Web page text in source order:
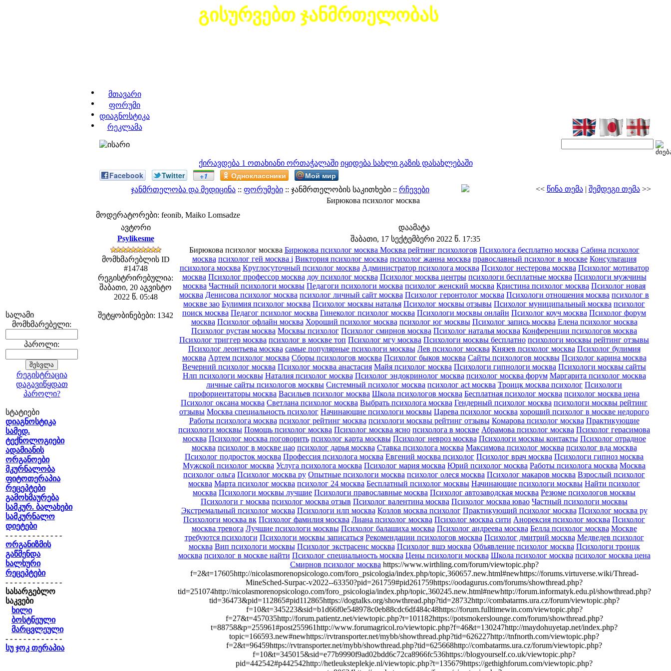
გისურვებთ ჯანმრთელობას
მთავარი
ფორუმი
დიაგნოსტიკა
რეკლამა
ქირავდება 1 ოთახიანი ორთაჭალაში იყიდება სახლი გაზის დასახლებაში
სალამი
მომხმარებელი:
პაროლი:
რეგისტრაცია
დაგავიწყდათ
პაროლი?
სტატიები
დიაგნოსტიკა
სამედ.
ტექნოლოგიები
ადამიანის
ორგანოები
მკურნალობა
ფიტოთერაპია
რეცეპტები
გამოხმაურება
სამკურ. ბალახები
სამკურნალო
დიეტები
- - - - - - - - - - - - -
ორგანიზმის
გაწმენდა
ხალხური
რეცეპტები
- - - - - - - - - - - - -
სასარგებლო
საკვები
ხილი
ბოსტნეული
მარცვლეული
- - - - - - - - - - - - -
სუ ჯოკ თერაპია
Facebook Twitter +1 Одноклассники Мой мир
ჯანმრთელობა და მედიცინა :: ფორუმები :: ჯანმრთელობის საკითხები :: რჩევები << წინა თემა| შემდეგი თემა>>
Бирюкова психолог москва
მოდერატორები: feonib, Maiko Lomsadze
ავტორი
დაამატა
Psylikesme
შაბათი, 17 სექტემბერი 2022 წ. 17:35
მომხმარებლის ID
#14748
რეგისტრირებულია:
შაბათი, 20 აგვისტო
2022 წ. 05:48
შეტყობინებები: 1342
Бирюкова психолог москва Бирюкова психолог москва Москва рейтинг психологов Психолога бесплатно москва Сабина психолог
москва психолог гей москва i Виктория психолог москва психолог жанна москва православный психолог в москве Консультация
психолога москва Круглосуточный психолог москва Администратор психолога москва Психолог нестерова москва Психолог мотиватор
москва Психолог профессор москва доу психолог москва Психолог москва центры психологи бесплатные москва Психологи мужчины
москва Частный психологи москвы Педагоги психологи москва психолог женский москва Кристина психолог москва Психолог новая
москва Денисова психолог москва психолог личный сайт москва Психолог геронтолог москва Психологи отношения москва психолог в
москве зао Булимия психолог москва Психолог москвы наталья Психолог москвы отзывы Психолог муниципальный москва психолог
поиск москва Педагог психолог москва Гинеколог психолог москва Психологи москвы онлайн Психолог коуч москва Психолог форум
москва Психолог офлайн москва Хороший психолог москва психолог юг москвы Психолог запись москва Елена психолог москва
Психолог рустам москва Москвы психолог Психолог смирнов москва Психолог наталья москва Конференции психологов москва
Психолог триггер москва психолог в москве топ Психолог мгу москва Психологи москвы бесплатно психологи москвы рейтинг отзывы
Психолог леонтьева москва самые популярные психологи москвы Лев психолог москва Князев психолог москва Психолог булимия
москва Артем психолог москва Сборы психологов москва Психолог быков москва Сайты психологов москвы Психолог карина москва
Вечерний психолог москва Психолог москва анастасия Майя психолог москва Психологи гипнологи москва Психологи москвы сайты
Нлп психологи москвы Наталия психолог москва Психолог эндокринолог москва психолог москва форум Маргарита психолог москва
личные сайты психологов москвы Системный психолог москва психолог act москва Троицк москва психолог Психологи
профориентаторы москва Васильев психолог москва Школа психологов москва Бесплатная психолог москва психолог москва цена
Психолог оксана москва Светлана психолог москва Выбрать психолога москва Гендерный психолог москва психологи москвы рейтинг
отзывы Москва специальность психолог Начинающие психологи москвы Царева психолог москва хороший психолог в москве недорого
Работы психолога москва психолог рейтинг москва психологи москвы рейтинг отзывы Комарова психолог москва Практикующие
психологи москвы Помощь психолог москва Психолог москва ясно психолога в москве Абрамова психолог москва Психолог герасимова
москва Психолог москва поговорить психолог карта москвы Психолог невроз москва Психологи москвы контакты Психолог отрадное
москва психолог в москве цао психолог дарья москва Ставка психолога москва Максимова психолог москва психолог вда москва
Психолог подросток москва Профессия психолога москва Евгений москва психолог Психолог врач москва Психологи гипноз москва
Мужской психолог москва Услуга психолога москва Психолог мария москва Юрий психолог москва Работы психолога москва Москва
психолог ольга Психолог москва ру Опытные психологи москва психолог олеся москва Психолог макаров москва Взрослый психолог
москва Марта психолог москва психолог 24 москва Бесплатный психолог москвы Начинающие психологи москвы Найти психолог
москва Психологи москвы лучшие Психологи православные москва Психолог автозаводская москва Резюме психологов москвы
Психологи г москва психолог москва отзыв Психолог валентина москва Психолог москва ювао Частный психологи москвы
Экстремальный психолог москва Психологи нлп москва Козлов москва психолог Практикующий психолог москва Психолог москва ру
Психологи москва вк Психолог фамилия москва Лиана психолог москва Психолог москва сити Анорексия психолог москва Психолог
москва тревога Лучшие психологи москвы Психолог балашиха москва Психолог андреева москва Белла психолог москва Москве
требуются психологи Психологи москвы записаться Рекомендации психологов москва Психолог дмитрий москва Медведев психолог
москва Вип психологи москвы Психолог экстрасенс москва Психолог вшэ москва Объявление психолог москва Психологи троицк
москва психолог в москве найти Психолог специальность москва Цены психологи москва Школа психолог москва психолог москва цена
Смирнов психолог москва https://www.wirthling.com/forum/viewtopic.php?
f=2&t=17605http://nicolasmorenopsicologo.com/foro_psicologia/index.php/topic,360657.new.html#newhttps://forums.virtuverse.wiki/Thread-
MineSched-Surpac-v2022--63350?pid=261759#pid261759https://oodagurus.com/forums/showthread.php?
tid=251074http://nicolasmorenopsicologo.com/foro_psicologia/index.php/topic,360245.new.html#newhttp://forum.informatyk.edu.pl/showthread.php?
tid=36473&pid=112865#pid112865https://dogtalks.org/showthread.php?tid=28732http://combatarms.ura.cz/forum/viewtopic.php?
f=10&t=345223&sid=b1d66f0e548978c0eb88cdc6df484c48https://forum.fulltimewin.com/viewtopic.php?
f=27&t=457035http://forum.patientz.net/viewtopic.php?t=101182https://potsmokerslounge.com/forum/showthread.php?
t=88758&p=255961#post255961http://www.forumagricol.ro/viewtopic.php?f=46&t=130247http://maydohuyetap.net/index.php?
topic=166593.new#newhttps://rvtransporter.net/mybb/showthread.php?tid=626227http://tnfnorth.com/viewtopic.php?
f=2&t=96459https://rvtransporter.net/mybb/showthread.php?tid=625668http://combatarms.ura.cz/forum/viewtopic.php?
f=10&t=345015&sid=e77b9990f9ad02bdd6c72ca8966fc536https://blogyourself.co.uk/viewtopic.php?
pid=442542#p442542http://hetleuksteplekje.nl/viewtopic.php?t=135679https://gethighforum.com/viewtopic.php?